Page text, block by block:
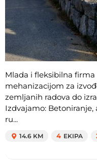
Mlada i fleksibilna
mehanizacijom za
zemljanih radova do
Izdvajamo: Betoniranje,
ru...
14.6 KM 4 EKIPA